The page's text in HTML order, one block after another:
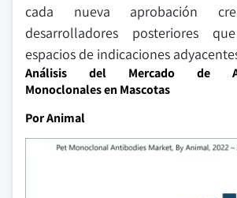
cada nueva aprobación
desarrolladores posteriores
espacios de indicaciones
Análisis del Mercado de
Monoclonales en Mascotas
Por Animal